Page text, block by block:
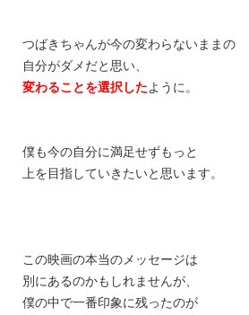
つばきちゃんが今の変わらないままの
自分がダメだと思い、
変わることを選択したように。
僕も今の自分に満足せずもっと
上を目指していきたいと思います。
この映画の本当のメッセージは
別にあるのかもしれませんが、
僕の中で一番印象に残ったのが